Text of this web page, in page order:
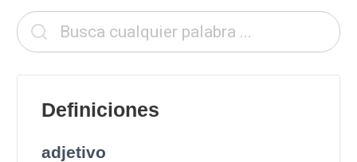
Definiciones
adjetivo